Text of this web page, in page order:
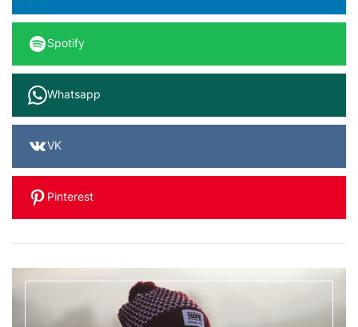
Spotify
Whatsapp
VK
Pinterest